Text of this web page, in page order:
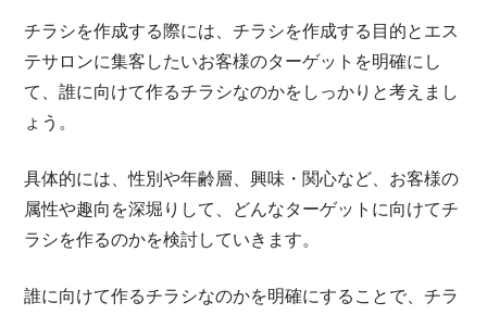
チラシを作成する際には、チラシを作成する目的とエス
テサロンに集客したいお客様のターゲットを明確にし
て、誰に向けて作るチラシなのかをしっかりと考えまし
ょう。
具体的には、性別や年齢層、興味・関心など、お客様の
属性や趣向を深堀りして、どんなターゲットに向けてチ
ラシを作るのかを検討していきます。
誰に向けて作るチラシなのかを明確にすることで、チラ